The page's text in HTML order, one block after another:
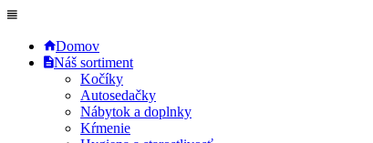
Domov
Náš sortiment
Kočíky
Autosedačky
Nábytok a doplnky
Kŕmenie